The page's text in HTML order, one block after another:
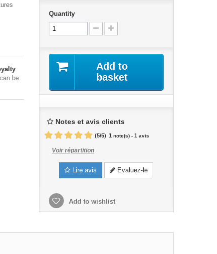
be
Quantity
Add to
basket
Notes et avis clients
(5/5) 1 note(s) - 1 avis
Voir répartition
Lire avis Evaluez-le
Add to wishlist